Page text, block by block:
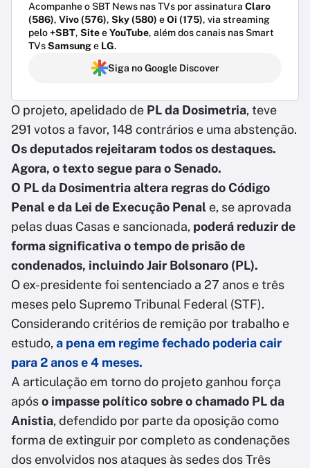
Acompanhe o SBT News nas TVs por assinatura Claro
(586), Vivo (576), Sky (580) eOi (175), via streaming
pelo+SBT, SiteeYouTube, além dos canais nas Smart
TVsSamsunge LG.
Siga no Google Discover
O projeto, apelidado de PL da Dosimetria, teve
291 votos a favor, 148 contrários e uma abstenção.
Os deputados rejeitaram todos os destaques.
Agora, o texto segue para o Senado.
O PL da Dosimentria altera regras do Código
Penal e da Lei de Execução Penal e, se aprovada
pelas duas Casas e sancionada, poderá reduzir de
forma significativa o tempo de prisão de
condenados, incluindo Jair Bolsonaro (PL).
O ex-presidente foi sentenciado a 27 anos e três
meses pelo Supremo Tribunal Federal (STF).
Considerando critérios de remição por trabalho e
estudo, a pena em regime fechado poderia cair
para 2 anos e 4 meses.
A articulação em torno do projeto ganhou força
apóso impasse político sobre o chamado PL da
Anistia, defendido por parte da oposição como
forma de extinguir por completo as condenações
dos envolvidos nos ataques às sedes dos Três